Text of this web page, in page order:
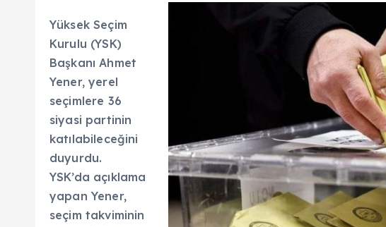
Yüksek Seçim
Kurulu (YSK)
Başkanı Ahmet
Yener, yerel
seçimlere 36
siyasi partinin
katılabileceğini
duyurdu.
YSK’da açıklama
yapan Yener,
seçim takviminin